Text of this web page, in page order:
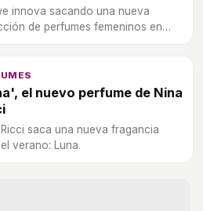
innova sacando una nueva
de perfumes femeninos en
el nuevo perfume de Nina
Ricci saca una nueva fragancia
verano: Luna.